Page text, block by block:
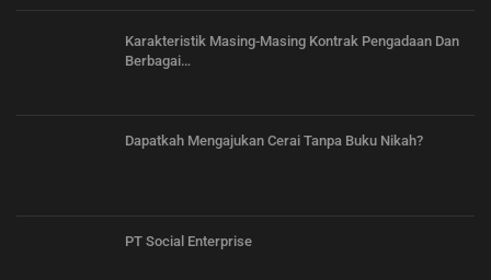
Karakteristik Masing-Masing Kontrak Pengadaan Dan
Berbagai…
Dapatkah Mengajukan Cerai Tanpa Buku Nikah?
PT Social Enterprise